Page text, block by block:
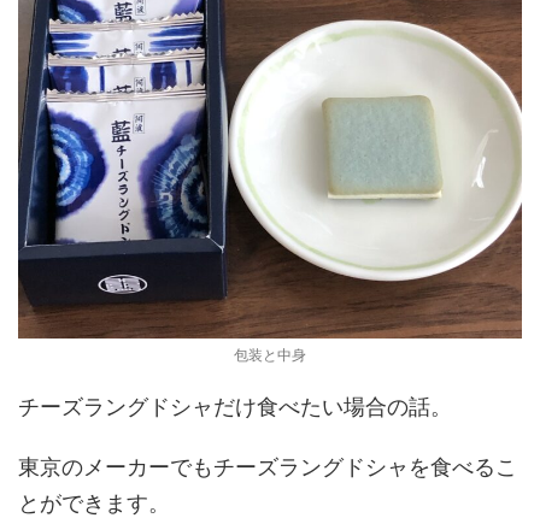
包装と中身
チーズラングドシャだけ食べたい場合の話。
東京のメーカーでもチーズラングドシャを食べるこ
とができます。